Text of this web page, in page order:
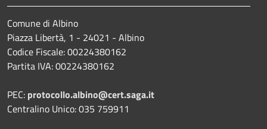
Comune di Albino
Piazza Libertà, 1 - 24021 - Albino
Codice Fiscale: 00224380162
Partita IVA: 00224380162
PEC: protocollo.albino@cert.saga.it
Centralino Unico: 035 759911